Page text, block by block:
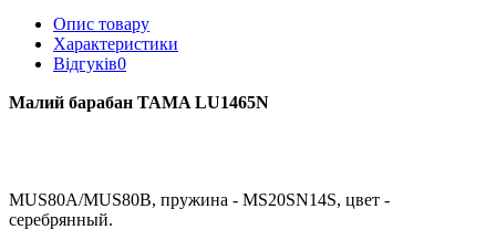
Опис товару
Характеристики
Відгуків0
Малий барабан TAMA LU1465N
MUS80A/MUS80B, пружина - MS20SN14S, цвет -
серебрянный.